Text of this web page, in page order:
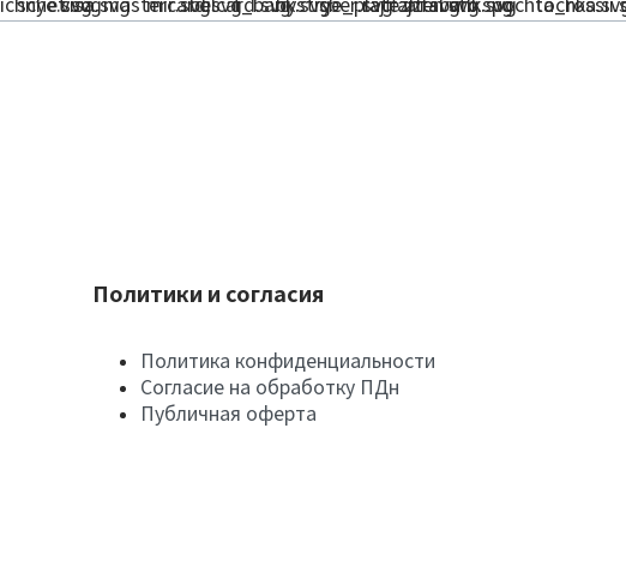
Политики и согласия
Политика конфиденциальности
Согласие на обработку ПДн
Публичная оферта